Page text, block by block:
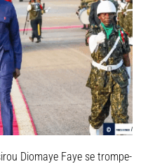
Diomaye Faye se trompe-